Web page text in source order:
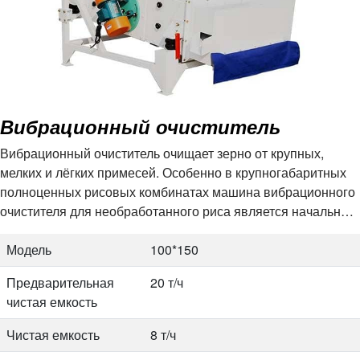
1700*1350*1820 мм
1,1 кВт
1690*1087*1420 мм
ММДЖП112*3
Емкость
3,5-4,2 т/ч
Власть
1,1 кВт
Размер
1690*1208*1386 мм
Модель
ММДЖП112*4
Емкость
3,5-4,5 т/ч
Власть
1,1 кВт
Размер
1690*1208*1420 мм
Модель
ММДЖП125*3
Вибрационный очиститель
Вибрационный очиститель очищает зерно от крупных,
мелких и лёгких примесей. Особенно в крупногабаритных
полноценных рисовых комбинатах машина вибрационного
очистителя для необработанного риса является начальным
необработанного риса, но и для…
Модель
100*150
Предварительная
чистая емкость
20 т/ч
Чистая емкость
8 т/ч